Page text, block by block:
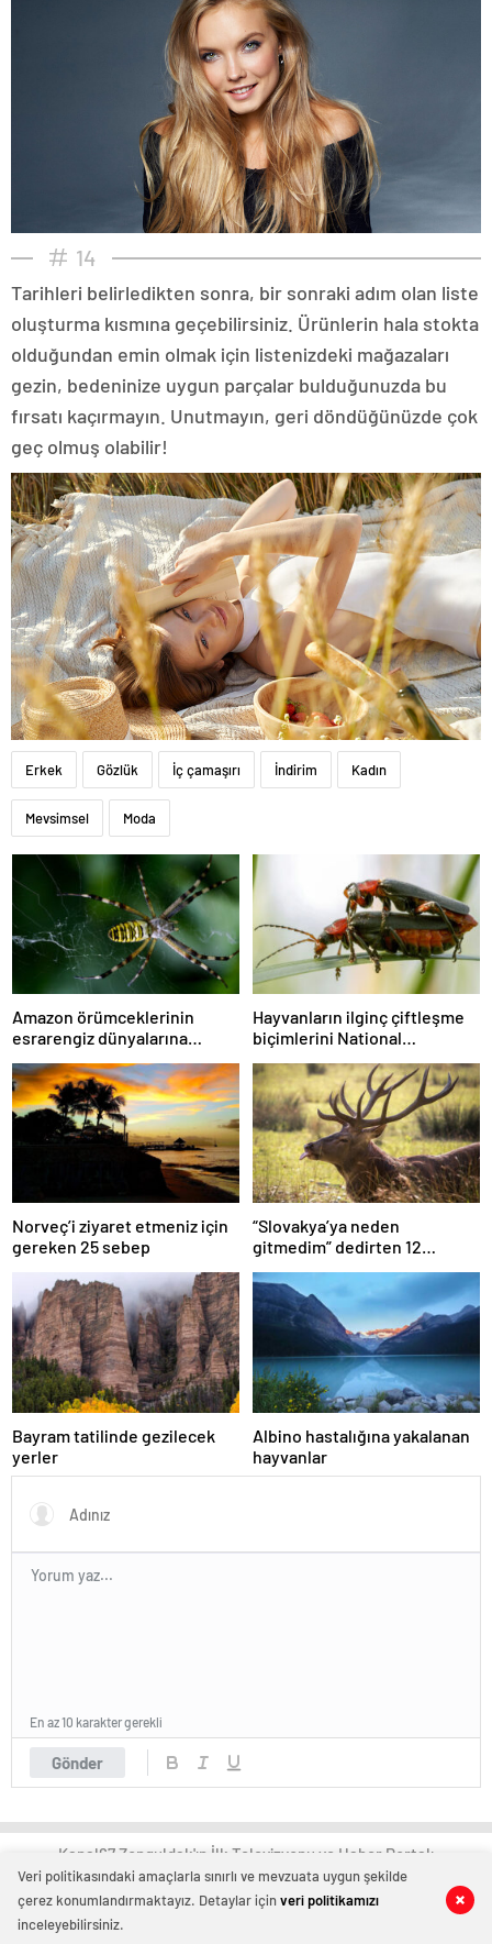
0 0
14
Tarihleri belirledikten sonra, bir sonraki adım olan liste
oluşturma kısmına geçebilirsiniz. Ürünlerin hala stokta
olduğundan emin olmak için listenizdeki mağazaları
gezin, bedeninize uygun parçalar bulduğunuzda bu
fırsatı kaçırmayın. Unutmayın, geri döndüğünüzde çok
geç olmuş olabilir!
Erkek Gözlük İç çamaşırı İndirim Kadın
Mevsimsel Moda
Amazon örümceklerinin
esrarengiz dünyalarına
gitmeye hazır olun.
Hayvanların ilginç çiftleşme
biçimlerini National
Geographic görüntüledi.
Norveç’i ziyaret etmeniz için
gereken 25 sebep
“Slovakya’ya neden
gitmedim” dedirten 12
fotoğraf
Bayram tatilinde gezilecek
yerler
Albino hastalığına yakalanan
hayvanlar
Gönder
En az 10 karakter gerekli
Kanal67 Zonguldak'ın İlk Televizyonu ve Haber Portalı
Veri politikasındaki amaçlarla sınırlı ve mevzuata uygun şekilde
çerez konumlandırmaktayız. Detaylar içinveri politikamızı
inceleyebilirsiniz.